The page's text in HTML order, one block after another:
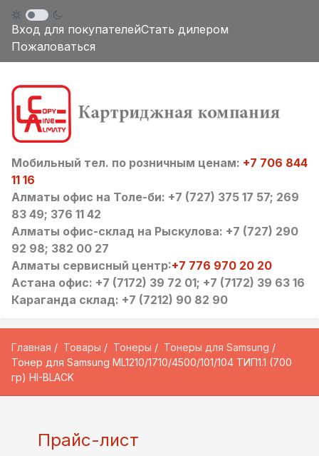
Вход для покупателейСтать дилером
Пожаловаться
Мобильный тел. по розничным ценам: +7 706 844
11 16
Алматы офис на Толе-би: +7 (727) 375 17 57; 269
83 49; 376 11 42
Алматы офис-склад на Рыскулова: +7 (727) 290
92 98; 382 00 27
Алматы сервисный центр:+7 776 970 20 20
Астана офис: +7 (7172) 39 72 01; +7 (7172) 39 63 16
Караганда склад: +7 (7212) 90 82 90
Главная Товары Тонеры
Тонеры для Samsung
Тонер для Samsung ML1210/1710/4500/101/104 ТИП1.1 (700
гр) HI-BLACK
Прайс-лист